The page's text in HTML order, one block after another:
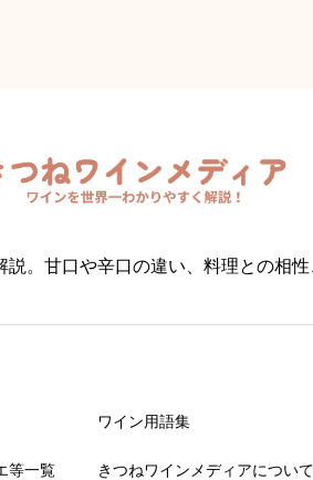
。甘口や辛口の違い、料理との相
等一覧
ワイン用語集
きつねワインメディアについて